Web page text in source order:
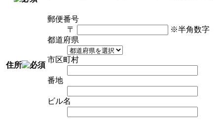
住所
郵便番号
〒
※半角数字
都道府県
市区町村
番地
ビル名